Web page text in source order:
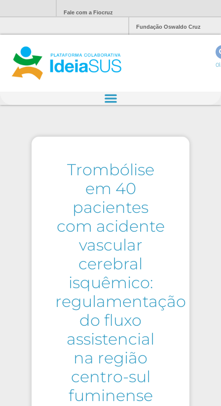
Fale com a Fiocruz
Fundação Oswaldo Cruz
Trombólise
em 40
pacientes
com acidente
vascular
cerebral
isquêmico:
regulamentação
do fluxo
assistencial
na região
centro-sul
fuminense